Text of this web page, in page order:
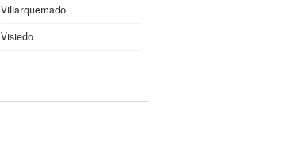
Villarquemado
Visiedo